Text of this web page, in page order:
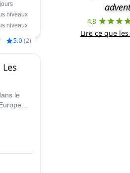
niveaux
niveaux
4.8
Lire ce que
5.0 (2)
le
Il vous